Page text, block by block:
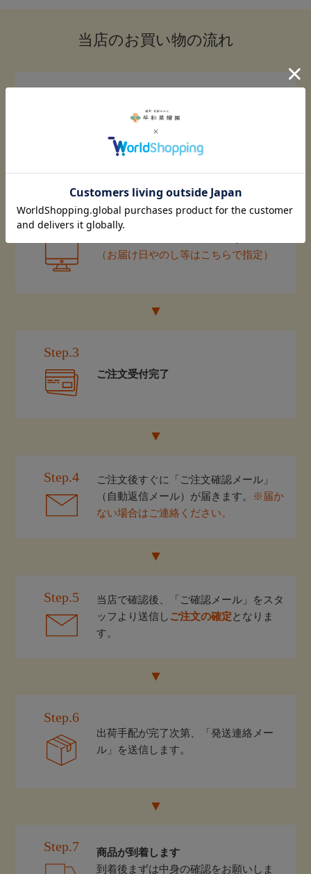
当店のお買い物の流れ
商品を買い物かごに入れましょう
Step.2
（お届け日やのし等はこちらで指定）
Step.3
ご注文受付完了
Step.4
ご注文後すぐに「ご注文確認メール」
（自動返信メール）が届きます。
※届か
ない場合はご連絡ください。
Step.5
当店で確認後、「ご確認メール」をスタ
ッフより送信し ご注文の確定となりま
す。
Step.6
出荷手配が完了次第、「発送連絡メー
ル」を送信します。
Step.7
商品が到着します
到着後まずは中身の確認をお願いしま